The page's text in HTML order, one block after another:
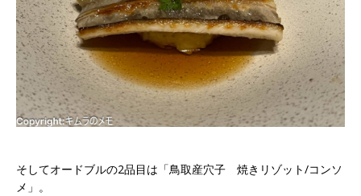
そしてオードブルの2品目は「鳥取産穴子 焼きリゾット/コンソ
メ」。